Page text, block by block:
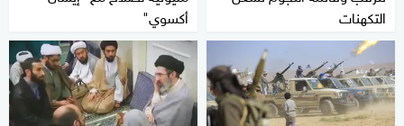
التكهنات
أكسوي"